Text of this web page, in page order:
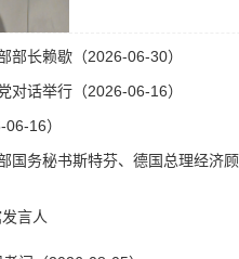
部长赖歇（2026-06-30）
对话举行（2026-06-16）
16）
国务秘书斯特芬、德国总理经济
言人